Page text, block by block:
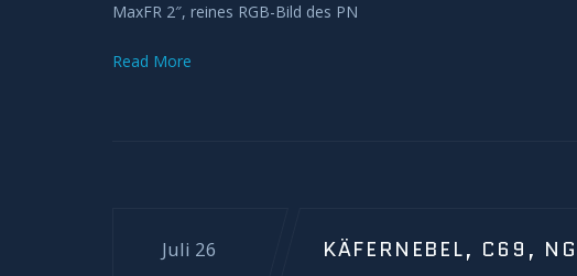
MaxFR 2″, reines RGB-Bild des PN
Read More
Juli 26 KÄFERNEBEL, C69,